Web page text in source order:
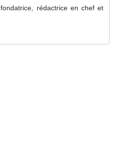
rédactrice en chef et